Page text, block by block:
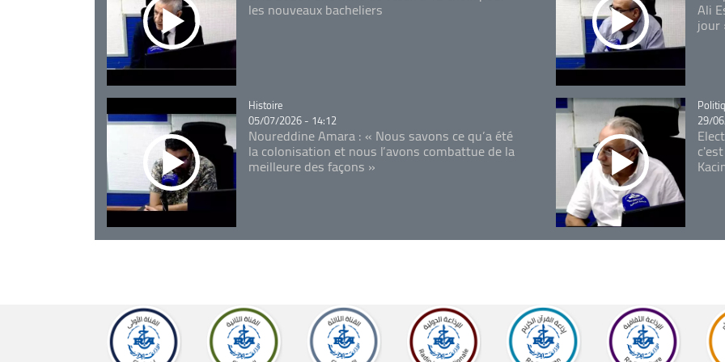
les nouveaux bacheliers Ali
jour
Catégorie
Histoire
05/07/2026 - 14:12
Noureddine Amara : « Nous savons ce qu’a été
la colonisation et nous l’avons combattue de la
meilleure des façons »
29/